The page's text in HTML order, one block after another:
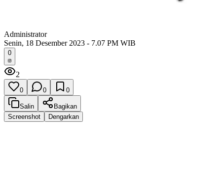
Administrator
Senin, 18 Desember 2023 - 7.07 PM WIB
0
2
0 0 0
Salin
Bagikan
Screenshot
Dengarkan